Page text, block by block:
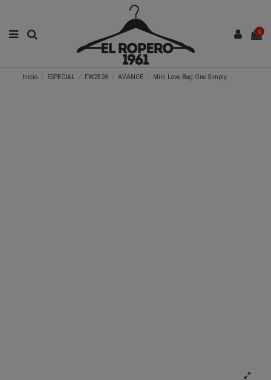
0
Inicio ESPECIAL FW2526 AVANCE Mini Love Bag One Simply